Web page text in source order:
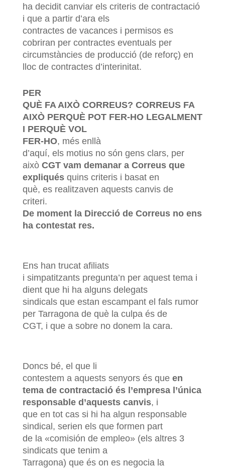
ha decidit canviar els criteris de contractació
i que a partir d’ara els
contractes de vacances i permisos es
cobriran per contractes eventuals per
circumstàncies de producció (de reforç) en
lloc de contractes d’interinitat.
PER
QUÈ FA AIXÒ CORREUS? CORREUS FA
AIXÒ PERQUÈ POT FER-HO LEGALMENT
I PERQUÈ VOL
FER-HO, més enllà
d’aquí, els motius no són gens clars, per
això CGT vam demanar a Correus que
expliquésquins criteris i basat en
què, es realitzaven aquests canvis de
criteri.
De moment la Direcció de Correus no ens
ha contestat res.
Ens han trucat afiliats
i simpatitzants pregunta’n per aquest tema i
dient que hi ha alguns delegats
sindicals que estan escampant el fals rumor
per Tarragona de què la culpa és de
CGT, i que a sobre no donem la cara.
Doncs bé, el que li
contestem a aquests senyors és que en
tema de contractació és l’empresa l’única
responsable d’aquests canvis, i
que en tot cas si hi ha algun responsable
sindical, serien els que formen part
de la «comisión de empleo» (els altres 3
sindicats que tenim a
Tarragona) que és on es negocia la